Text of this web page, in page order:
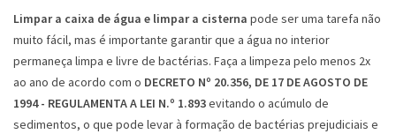
Limpar a caixa de água e limpar a cisterna pode ser uma tarefa não
muito fácil, mas é importante garantir que a água no interior
permaneça limpa e livre de bactérias. Faça a limpeza pelo menos 2x
ao ano de acordo com o DECRETO Nº 20.356, DE 17 DE AGOSTO DE
1994 - REGULAMENTA A LEI N.º 1.893evitando o acúmulo de
sedimentos, o que pode levar à formação de bactérias prejudiciais e